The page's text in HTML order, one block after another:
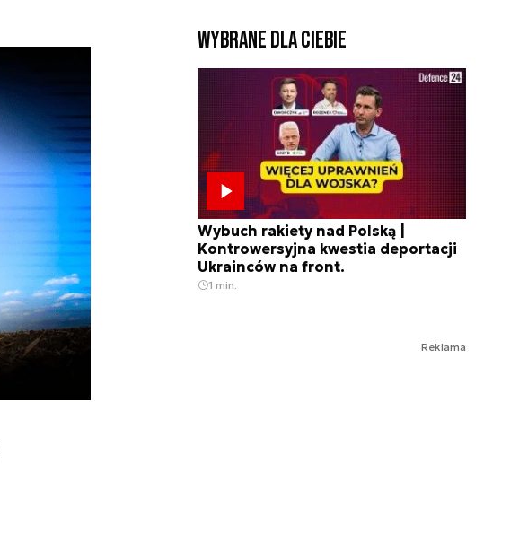
Wybrane dla Ciebie
Wybuch rakiety nad Polską |
Kontrowersyjna kwestia deportacji
Ukrainców na front.
1 min.
Reklama